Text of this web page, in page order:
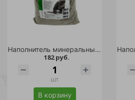
Наполнитель минеральный комкующийся "Simple Cat" 2,5кг
182 руб.
шт
В корзину